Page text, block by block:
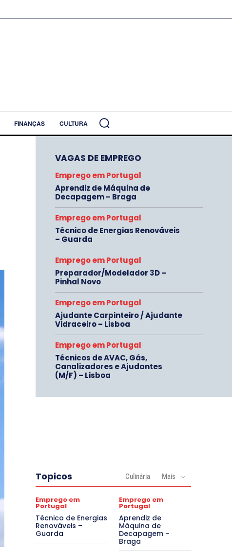
FINANÇAS CULTURA
VAGAS DE EMPREGO
Emprego em Portugal
Aprendiz de Máquina de
Decapagem – Braga
Emprego em Portugal
Técnico de Energias Renováveis
– Guarda
Emprego em Portugal
Preparador/Modelador 3D –
Pinhal Novo
Emprego em Portugal
Ajudante Carpinteiro / Ajudante
Vidraceiro – Lisboa
Emprego em Portugal
Técnicos de AVAC, Gás,
Canalizadores e Ajudantes
(M/F) – Lisboa
Topicos Culinária Mais
Emprego em
Portugal
Técnico de Energias
Renováveis –
Guarda
Emprego em
Portugal
Aprendiz de
Máquina de
Decapagem –
Braga